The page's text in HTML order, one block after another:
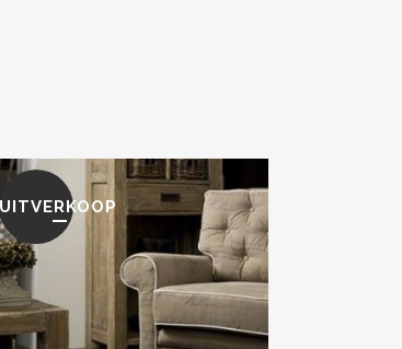
UITVERKOOP